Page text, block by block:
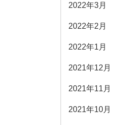
2022年3月
2022年2月
2022年1月
2021年12月
2021年11月
2021年10月